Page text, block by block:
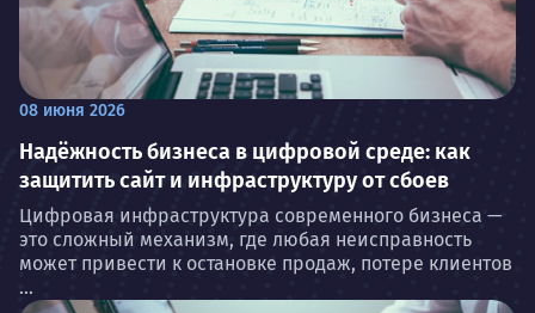
08 июня 2026
Надёжность бизнеса в цифровой среде: как
защитить сайт и инфраструктуру от сбоев
Цифровая инфраструктура современного бизнеса —
это сложный механизм, где любая неисправность
может привести к остановке продаж, потере клиентов
...